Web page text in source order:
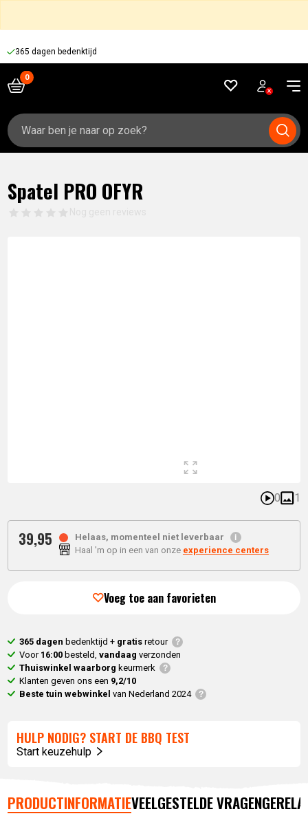
365 dagen bedenktijd
Zoeken
naar:
Spatel PRO OFYR
0 1
39,95
Helaas, momenteel niet leverbaar
Haal 'm op in een van onze experience centers
Voeg toe aan favorieten
365 dagen bedenktijd + gratisretour
Voor 16:00 besteld,vandaag verzonden
Thuiswinkel waarborg keurmerk
Klanten geven ons een 9,2/10
Beste tuin webwinkel van Nederland 2024
HULP NODIG? START DE BBQ TEST
Start keuzehulp
PRODUCTINFORMATIEVEELGESTELDE VRAGEN